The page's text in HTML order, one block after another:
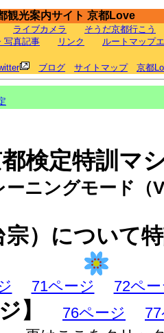
観光案内サイト 京都Love
ライブカメラ
そうだ京都行こう
写真記事 リンク
ルートマップ
ブログ サイトマップ 京都
都検定特訓マ
ニングモード（
宗）について
71ページ
72ペ
】 76ページ